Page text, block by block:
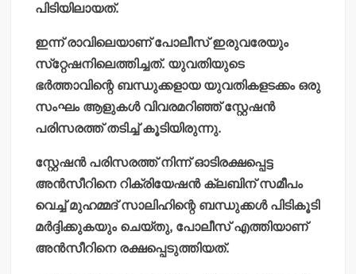
പിടിയിലായത്.
ഇന്ന് രാവിലെയാണ് പോലീസ് ഇരുവരേയും
സ്‌റ്റേഷനിലെത്തിച്ചത്. യുവതിയുടെ
ഭര്‍ത്താവിന്റെ ബന്ധുക്കളായ യുവതികളടക്കം ഒരു
സംഘം ആളുകള്‍ വിവരമറിഞ്ഞ് സ്റ്റേഷന്‍
പരിസരത്ത് തടിച്ച് കൂടിയിരുന്നു.
സ്റ്റേഷന്‍ പരിസരത്ത് നിന്ന് ഓടിരക്ഷപ്പെട്ട
അന്‍സീറിനെ റിക്രിയേഷന്‍ ക്ലബിന് സമീപം
വെച്ച് മുഹമ്മദ് സാലിഹിന്റെ ബന്ധുക്കള്‍ പിടികൂടി
മര്‍ദ്ദിക്കുകയും ചെയ്തു, പോലീസ് എത്തിയാണ്
അന്‍സീറിനെ രക്ഷപ്പെടുത്തിയത്.